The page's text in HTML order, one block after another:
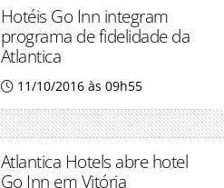
Hotéis Go Inn integram
programa de fidelidade da
Atlantica
11/10/2016 às 09h55
Atlantica Hotels abre hotel
Go Inn em Vitória